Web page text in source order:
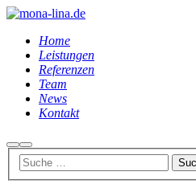
Home
Leistungen
Referenzen
Team
News
Kontakt
Suchen
Hauptmenü